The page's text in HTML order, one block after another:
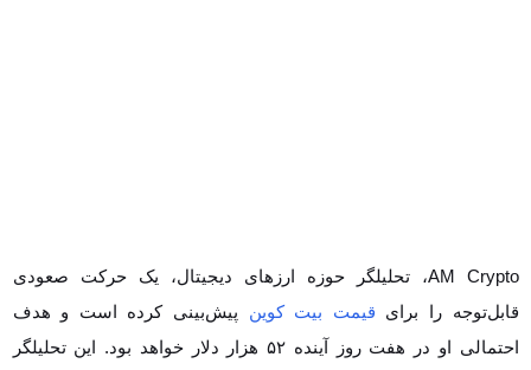
AM Crypto، تحلیلگر حوزه ارزهای دیجیتال، یک حرکت صعودی قابل‌توجه را
برایقیمت بیت کوینپیش‌بینی کرده است و هدف احتمالی او در هفت روز
آینده ۵۲ هزار دلار خواهد بود. این تحلیلگر شاخص‌های تکنیکالی حامی این